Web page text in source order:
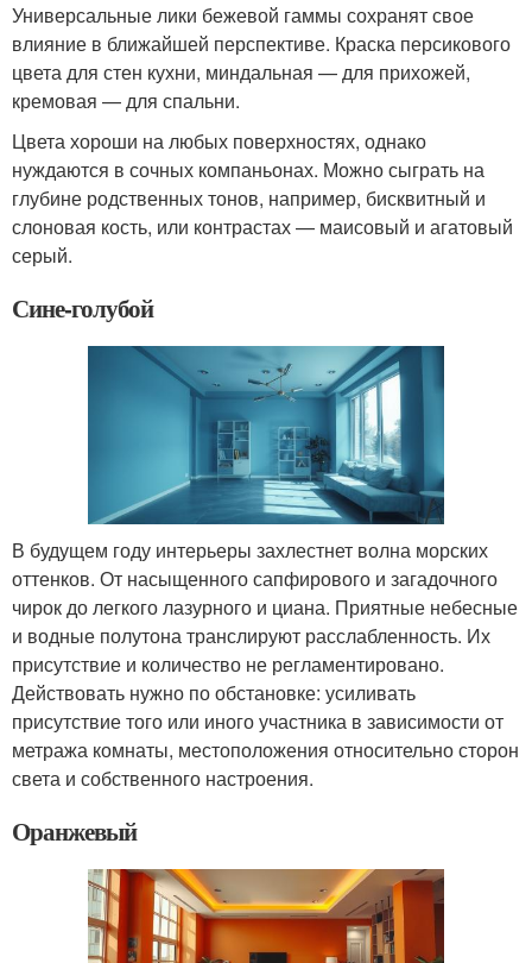
Универсальные лики бежевой гаммы сохранят свое
влияние в ближайшей перспективе. Краска персикового
цвета для стен кухни, миндальная — для прихожей,
кремовая — для спальни.
Цвета хороши на любых поверхностях, однако
нуждаются в сочных компаньонах. Можно сыграть на
глубине родственных тонов, например, бисквитный и
слоновая кость, или контрастах — маисовый и агатовый
серый.
Сине-голубой
В будущем году интерьеры захлестнет волна морских
оттенков. От насыщенного сапфирового и загадочного
чирок до легкого лазурного и циана. Приятные небесные
и водные полутона транслируют расслабленность. Их
присутствие и количество не регламентировано.
Действовать нужно по обстановке: усиливать
присутствие того или иного участника в зависимости от
метража комнаты, местоположения относительно сторон
света и собственного настроения.
Оранжевый